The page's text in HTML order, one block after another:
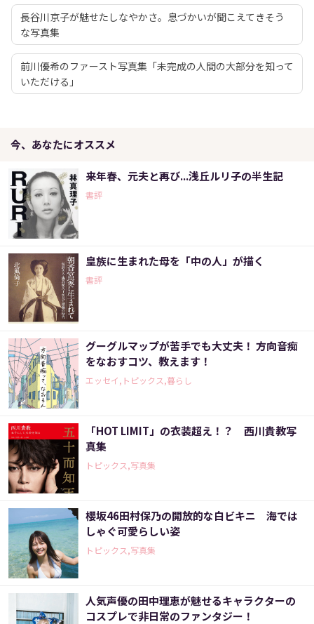
長谷川京子が魅せたしなやかさ。息づかいが聞こえてきそう
な写真集
前川優希のファースト写真集「未完成の人間の大部分を知って
いただける」
今、あなたにオススメ
来年春、元夫と再び...浅丘ルリ子の半生記
書評
皇族に生まれた母を「中の人」が描く
書評
グーグルマップが苦手でも大丈夫！ 方向音痴
をなおすコツ、教えます！
エッセイ,トピックス,暮らし
「HOT LIMIT」の衣装超え！？ 西川貴教写
真集
トピックス,写真集
櫻坂46田村保乃の開放的な白ビキニ 海では
しゃぐ可愛らしい姿
トピックス,写真集
人気声優の田中理恵が魅せるキャラクターの
コスプレで非日常のファンタジー！